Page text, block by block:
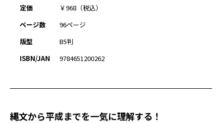
定価
￥968（税込）
ページ数
96ページ
版型
B5判
ISBN/JAN
9784651200262
縄文から平成までを一気に理解する！